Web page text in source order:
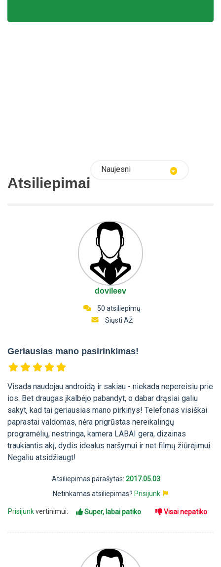
Atsiliepimai
Naujesni
dovileev
50 atsiliepimų
Siųsti AŽ
Geriausias mano pasirinkimas!
Visada naudojau androidą ir sakiau - niekada nepereisiu prie
ios. Bet draugas įkalbėjo pabandyt, o dabar drąsiai galiu
sakyt, kad tai geriausias mano pirkinys! Telefonas visiškai
paprastai valdomas, nėra prigrūstas nereikalingų
programėlių, nestringa, kamera LABAI gera, dizainas
traukiantis akį, dydis idealus naršymui ir net filmų žiūrėjimui.
Negaliu atsidžiaugt!
Atsiliepimas parašytas: 2017.05.03
Netinkamas atsiliepimas? Prisijunk
Prisijunkvertinimui: Super, labai patiko Visai nepatiko